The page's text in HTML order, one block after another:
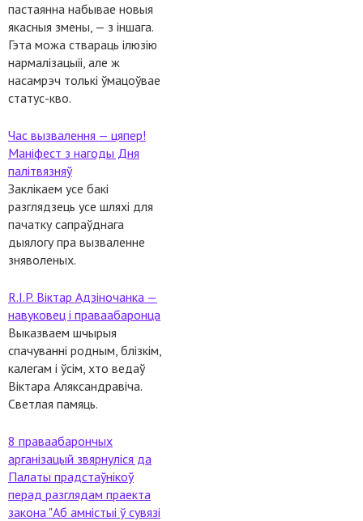
пастаянна набывае новыя
якасныя змены, — з іншага.
Гэта можа ствараць ілюзію
нармалізацыіі, але ж
насамрэч толькі ўмацоўвае
статус-кво.
Час вызвалення — цяпер!
Маніфест з нагоды Дня
палітвязняў
Заклікаем усе бакі
разглядзець усе шляхі для
пачатку сапраўднага
дыялогу пра вызваленне
зняволеных.
R.I.P. Віктар Адзіночанка —
навуковец і праваабаронца
Выказваем шчырыя
спачуванні родным, блізкім,
калегам і ўсім, хто ведаў
Віктара Аляксандравіча.
Светлая памяць.
8 праваабарончых
арганізацый звярнуліся да
Палаты прадстаўнікоў
перад разглядам праекта
закона "Аб амністыі ў сувязі